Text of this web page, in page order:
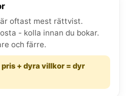
oftast mest rättvist.
- kolla innan du bokar.
och färre.
+ dyra villkor = dyr